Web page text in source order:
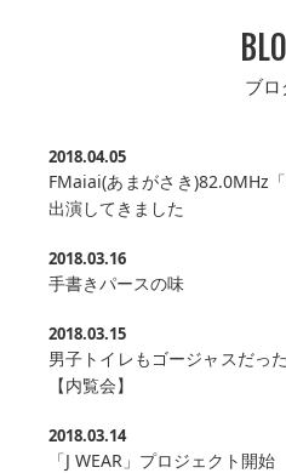
ブロ
2018.04.05
FMaiai(あまがさき)82.0MHz
出演してきました
2018.03.16
手書きパースの味
2018.03.15
男子トイレもゴージャスだっ
【内覧会】
2018.03.14
「J WEAR」プロジェクト開始